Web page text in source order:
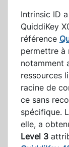
Intrinsic ID
QuiddiKey
référence
permettre à
notamment
ressources
racine de
ce sans
spécifique.
elle, a
Level 3